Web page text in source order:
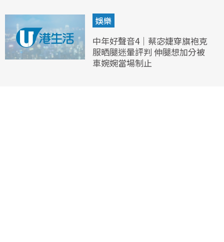
娛樂
中年好聲音4｜蔡宓婕穿旗袍克
服晒腿迷暈評判 伸腿想加分被
車婉婉當場制止